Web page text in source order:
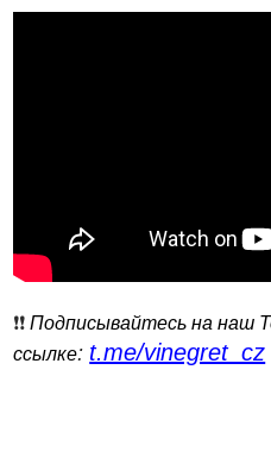
❗️❗️Подписывайтесь на наш
ссылке: t.me/vinegret_cz